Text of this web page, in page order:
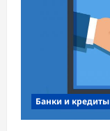
Банки и кредиты